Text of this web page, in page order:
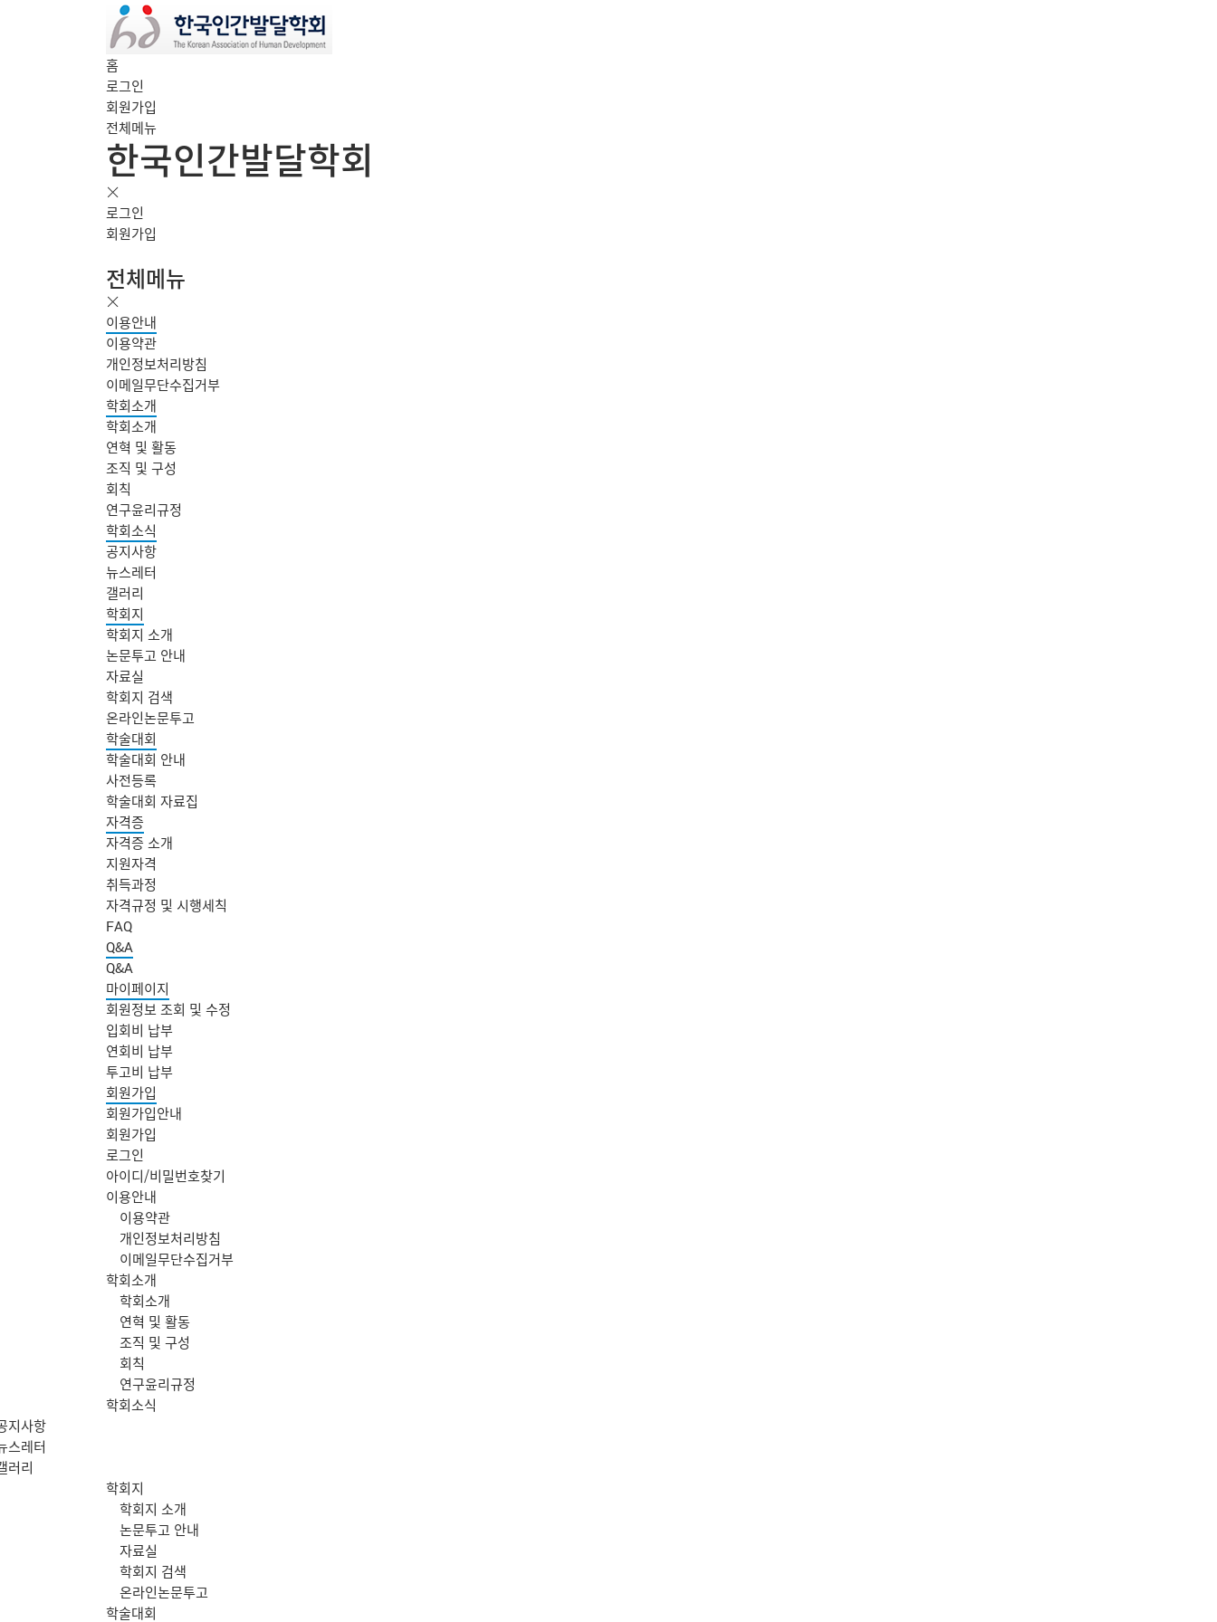
홈
로그인
회원가입
전체메뉴
한국인간발달학회
로그인
회원가입
전체메뉴
이용안내
이용약관
개인정보처리방침
이메일무단수집거부
학회소개
학회소개
연혁 및 활동
조직 및 구성
회칙
연구윤리규정
학회소식
공지사항
뉴스레터
갤러리
학회지
학회지 소개
논문투고 안내
자료실
학회지 검색
온라인논문투고
학술대회
학술대회 안내
사전등록
학술대회 자료집
자격증
자격증 소개
지원자격
취득과정
자격규정 및 시행세칙
FAQ
Q&A
Q&A
마이페이지
회원정보 조회 및 수정
입회비 납부
연회비 납부
투고비 납부
회원가입
회원가입안내
회원가입
로그인
아이디/비밀번호찾기
이용안내
이용약관
개인정보처리방침
이메일무단수집거부
학회소개
학회소개
연혁 및 활동
조직 및 구성
회칙
연구윤리규정
학회소식
지사항
스레터
러리
학회지
학회지 소개
논문투고 안내
자료실
학회지 검색
온라인논문투고
학술대회